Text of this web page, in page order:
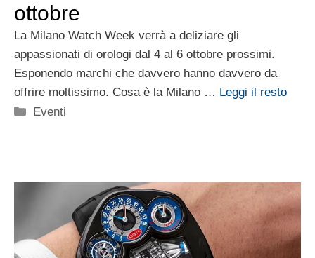
ottobre
La Milano Watch Week verrà a deliziare gli
appassionati di orologi dal 4 al 6 ottobre prossimi.
Esponendo marchi che davvero hanno davvero da
offrire moltissimo. Cosa è la Milano … Leggi il resto
Categorie
Eventi